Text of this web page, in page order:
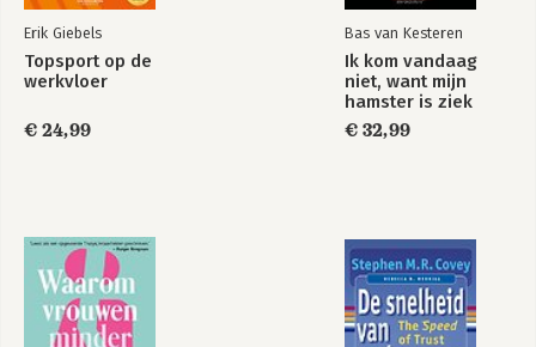
Bekijk alle boeken
Erik Giebels
Topsport op de
werkvloer
€ 24,99
Bas van Kesteren
Ik kom vandaag
niet, want mijn
hamster is ziek
€ 32,99